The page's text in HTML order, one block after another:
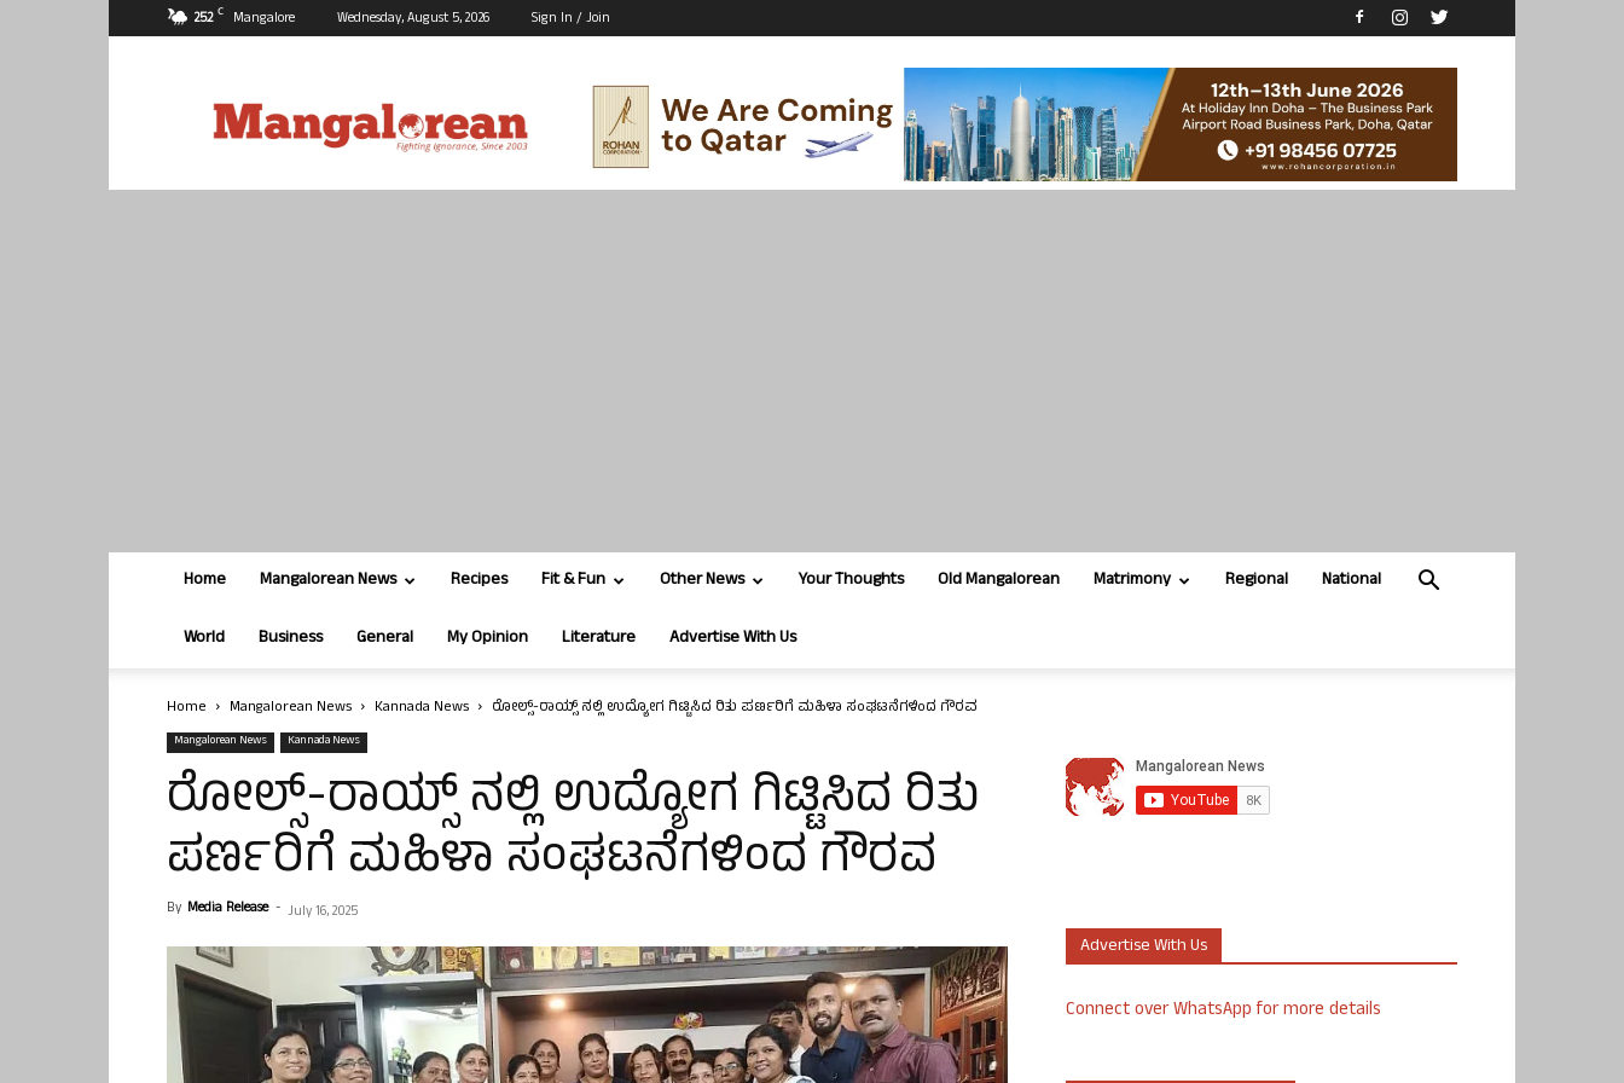
25.2 C Mangalore Wednesday, August 5, 2026 Sign In / Join
Home Mangalorean News Recipes Fit & Fun Other News Your Thoughts Old Mangalorean Matrimony Regional National
World Business General My Opinion Literature Advertise With Us
Home Mangalorean News Kannada News ರೋಲ್ಸ್-ರಾಯ್ಸ್‌ ನಲ್ಲಿ ಉದ್ಯೋಗ ಗಿಟ್ಟಿಸಿದ ರಿತು ಪರ್ಣರಿಗೆ ಮಹಿಳಾ ಸಂಘಟನೆಗಳಿಂದ ಗೌರವ
Mangalorean News Kannada News
ರೋಲ್ಸ್-ರಾಯ್ಸ್‌ ನಲ್ಲಿ ಉದ್ಯೋಗ ಗಿಟ್ಟಿಸಿದ ರಿತು
ಪರ್ಣರಿಗೆ ಮಹಿಳಾ ಸಂಘಟನೆಗಳಿಂದ ಗೌರವ
By Media Release - July 16, 2025
Advertise With Us
Connect over WhatsApp for more details